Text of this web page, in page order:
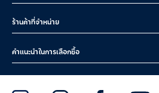
ร้านค้าที่จำหน่าย
คำแนะนำในการเลือกซื้อ